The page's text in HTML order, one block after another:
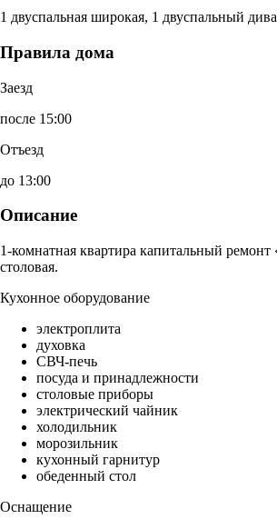
1 двуспальная широкая, 1 двуспальный
Правила дома
Заезд
после 15:00
Отъезд
до 13:00
Описание
1-комнатная квартира капитальный ремонт
столовая.
Кухонное оборудование
электроплита
духовка
СВЧ-печь
посуда и принадлежности
столовые приборы
электрический чайник
холодильник
морозильник
кухонный гарнитур
обеденный стол
Оснащение